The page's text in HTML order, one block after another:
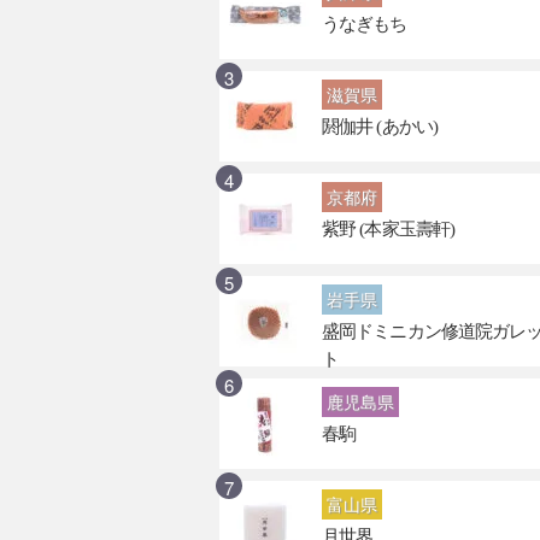
うなぎもち
滋賀県
閼伽井 (あかい)
京都府
紫野 (本家玉壽軒)
岩手県
盛岡ドミニカン修道院ガレ
ト
鹿児島県
春駒
富山県